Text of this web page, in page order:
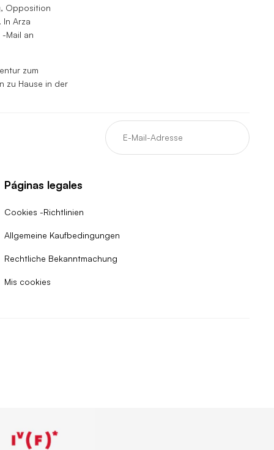
Opposition
Arza
Mail an
zum
zu Hause in der
Páginas legales
Cookies -Richtlinien
Allgemeine Kaufbedingungen
Rechtliche Bekanntmachung
Mis cookies